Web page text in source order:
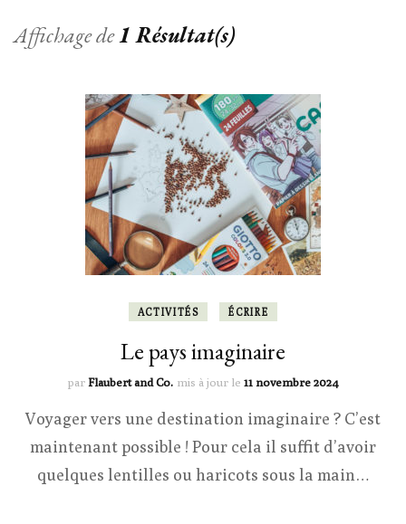
Affichage de1 Résultat(s)
ACTIVITÉS ÉCRIRE
Le pays imaginaire
parFlaubert and Co. mis à jour le 11 novembre 2024
Voyager vers une destination imaginaire ? C’est
maintenant possible ! Pour cela il suffit d’avoir
quelques lentilles ou haricots sous la main…